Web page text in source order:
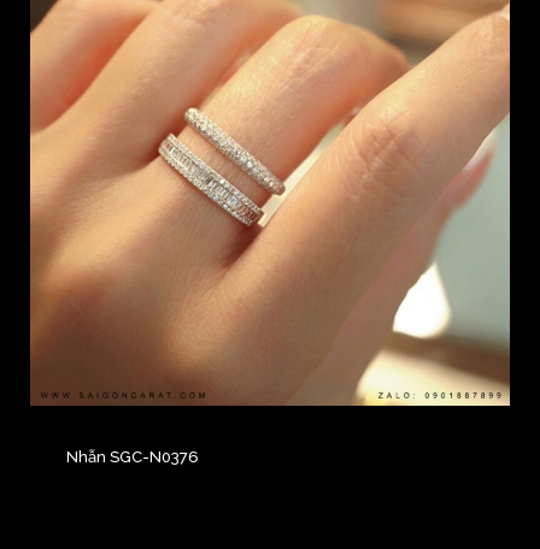
Nhẫn SGC-N0376